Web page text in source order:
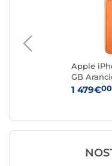
Apple
GB
1 479€00